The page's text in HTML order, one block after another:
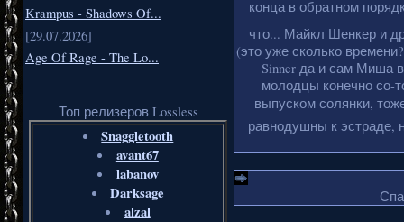
Krampus - Shadows Of...
[29.07.2026]
Age Of Rage - The Lo...
Топ релизеров Lossless
Snaggletooth
avant67
labanov
Darksage
alzal
конца в обратном
что... Майкл Шенкер и
(это уже сколько
Sinner да и сам Миша
молодцы конечно со-
выпуском солянки,
равнодушны к эстраде,